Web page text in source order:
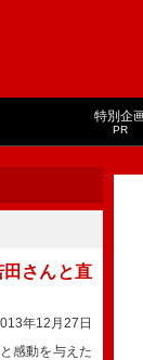
特別企
PR
さんと直
年12月27日
感動を与えた